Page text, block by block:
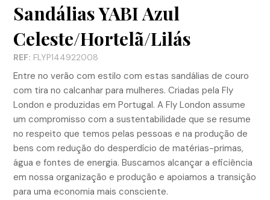
Sandálias YABI Azul
Celeste/Hortelã/Lilás
REF: FLYP144922008
Entre no verão com estilo com estas sandálias de couro
com tira no calcanhar para mulheres. Criadas pela Fly
London e produzidas em Portugal. A Fly London assume
um compromisso com a sustentabilidade que se resume
no respeito que temos pelas pessoas e na produção de
bens com redução do desperdício de matérias-primas,
água e fontes de energia. Buscamos alcançar a eficiência
em nossa organização e produção e apoiamos a transição
para uma economia mais consciente.